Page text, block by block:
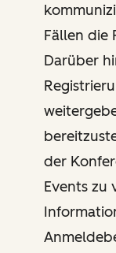
Fällen die
Darüber
der
Events zu